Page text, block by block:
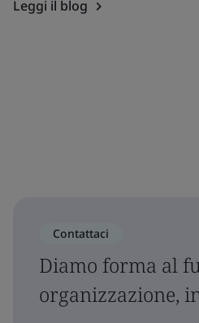
Leggi il blog
Contattaci
Diamo forma al
organizzazione,